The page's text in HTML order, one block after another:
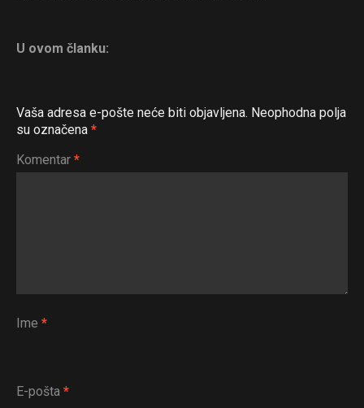
U ovom članku:
Vaša adresa e-pošte neće biti objavljena. Neophodna polja
su označena *
Komentar *
Ime *
E-pošta *